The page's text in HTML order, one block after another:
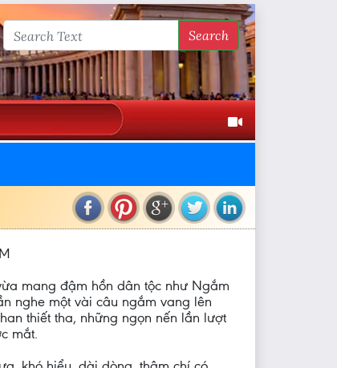
Search
mang đậm hồn dân tộc như Ngắm
nghe một vài câu ngắm vang lên
thiết tha, những ngọn nến lần lượt
mắt.